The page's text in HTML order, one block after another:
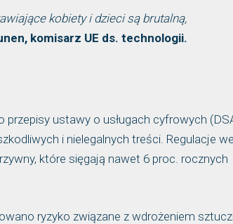
kobiety i dzieci są brutalną,
komisarz UE ds. technologii.
ustawy o usługach cyfrowych
i nielegalnych treści. Regulacje
które sięgają nawet 6 proc. rocznych
ryzyko związane z wdrożeniem